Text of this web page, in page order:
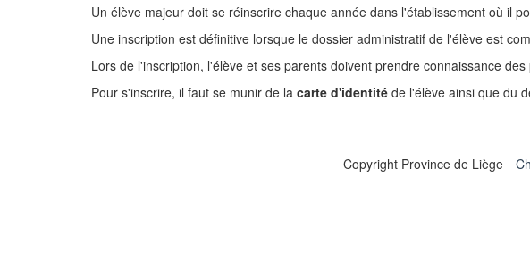
Un élève majeur doit se réinscrire chaque année dans l'établissement où il
Une inscription est définitive lorsque le dossier administratif de l'élève est
Lors de l'inscription, l'élève et ses parents doivent prendre connaissance
Pour s'inscrire, il faut se munir de la carte d'identité de l'élève ainsi que du
Copyright Province de Liège